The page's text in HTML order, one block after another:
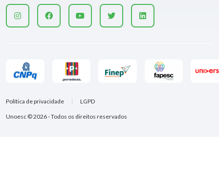
Unoesc © 2026 - Todos os direitos reservados
Política de privacidade LGPD